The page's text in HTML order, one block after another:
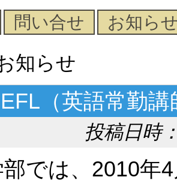
問い合せ お知ら
知らせ
（英語常勤
投稿日時
では、2010年